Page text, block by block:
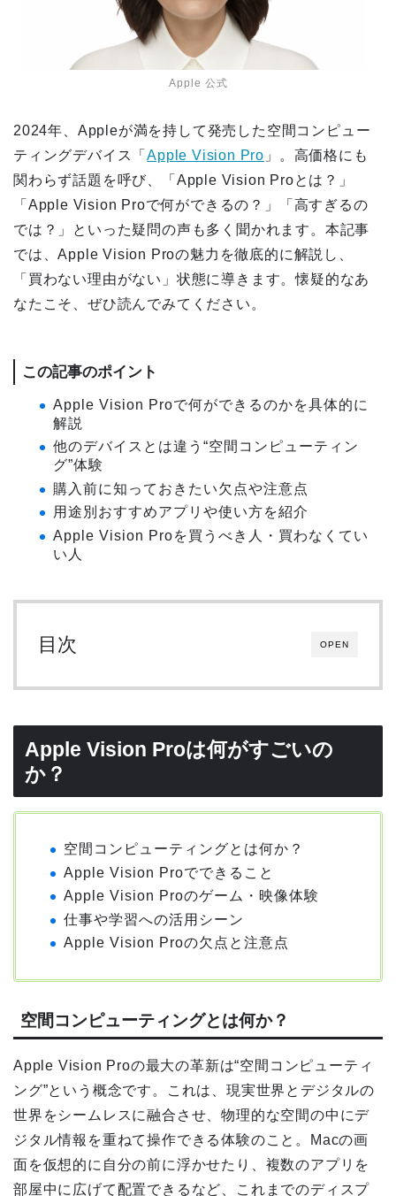
Apple 公式
2024年、Appleが満を持して発売した空間コンピュー
ティングデバイス「Apple Vision Pro 」。高価格にも
関わらず話題を呼び、「Apple Vision Proとは？」
「Apple Vision Proで何ができるの？」「高すぎるの
では？」といった疑問の声も多く聞かれます。本記事
では、Apple Vision Proの魅力を徹底的に解説し、
「買わない理由がない」状態に導きます。懐疑的なあ
なたこそ、ぜひ読んでみてください。
この記事のポイント
Apple Vision Proで何ができるのかを具体的に
解説
他のデバイスとは違う“空間コンピューティン
グ”体験
購入前に知っておきたい欠点や注意点
用途別おすすめアプリや使い方を紹介
Apple Vision Proを買うべき人・買わなくてい
い人
OPEN
目次
Apple Vision Proは何がすごいの
か？
空間コンピューティングとは何か？
Apple Vision Proでできること
Apple Vision Proのゲーム・映像体験
仕事や学習への活用シーン
Apple Vision Proの欠点と注意点
空間コンピューティングとは何か？
Apple Vision Proの最大の革新は“空間コンピューティ
ング”という概念です。これは、現実世界とデジタルの
世界をシームレスに融合させ、物理的な空間の中にデ
ジタル情報を重ねて操作できる体験のこと。Macの画
面を仮想的に自分の前に浮かせたり、複数のアプリを
部屋中に広げて配置できるなど、これまでのディスプ